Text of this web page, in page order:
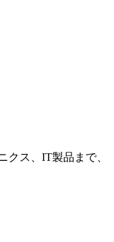
クス、IT製品まで、